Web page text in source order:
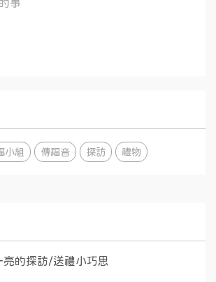
事
小組 傳福音 探訪 禮物
亮的探訪/送禮小巧思